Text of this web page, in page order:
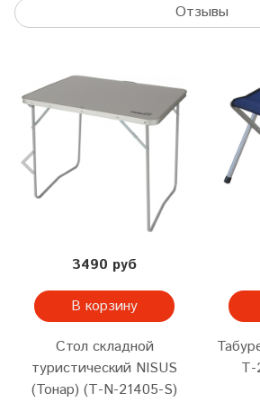
Отзывы
3490 руб
В корзину
Стол складной
туристический NISUS
(Тонар) (Т-N-21405-S)
Т-